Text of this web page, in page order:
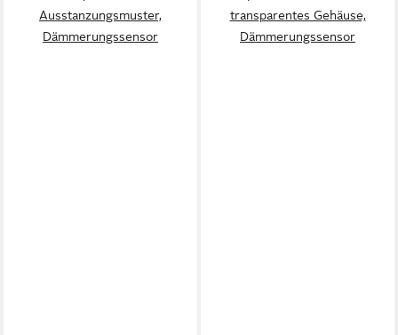
Ausstanzungsmuster,
Dämmerungssensor
transparentes Gehäuse,
Dämmerungssensor